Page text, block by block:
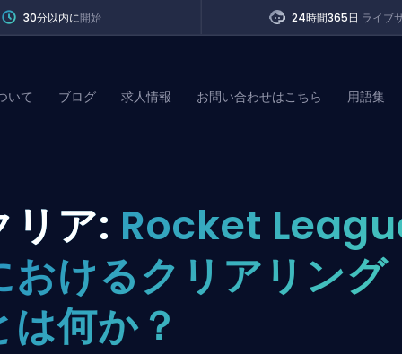
30分以内に開始 24時間365日 ライブ
いて ブログ 求人情報 お問い合わせはこちら 用語集
リア: Rocket
おけるクリアリング
は何か？